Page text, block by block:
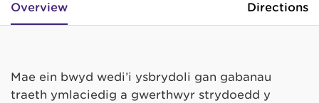
Overview Directions
Mae ein bwyd wedi’i ysbrydoli gan gabanau
traeth ymlaciedig a gwerthwyr strydoedd y